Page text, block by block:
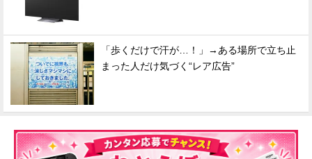
「歩くだけで汗が…！」→ある場所で立ち止
まった人だけ気づく“レア広告”